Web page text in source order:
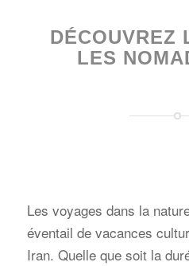
DÉCOUVREZ
LES
Les voyages dans la
éventail de vacances
Iran. Quelle que soit la